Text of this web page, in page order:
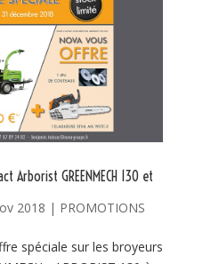
Arborist GREENMECH 130 et
2018 | PROMOTIONS
spéciale sur les broyeurs